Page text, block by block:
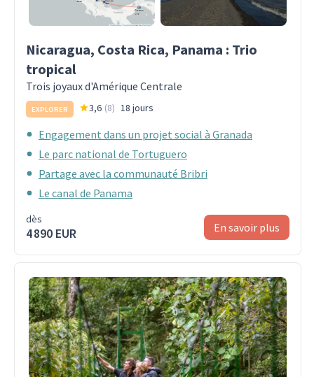
Nicaragua, Costa Rica, Panama : Trio
tropical
Trois joyaux d'Amérique Centrale
EXPLORER 3,6 (8) 18 jours
Engagement dans un projet social à Granada
Le parc national de Tortuguero
Partage avec la communauté Bribri
Le canal de Panama
dès
4 890 EUR En savoir plus